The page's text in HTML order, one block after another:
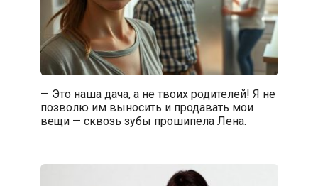
— Это наша дача, а не твоих родителей! Я не
позволю им выносить и продавать мои
вещи — сквозь зубы прошипела Лена.